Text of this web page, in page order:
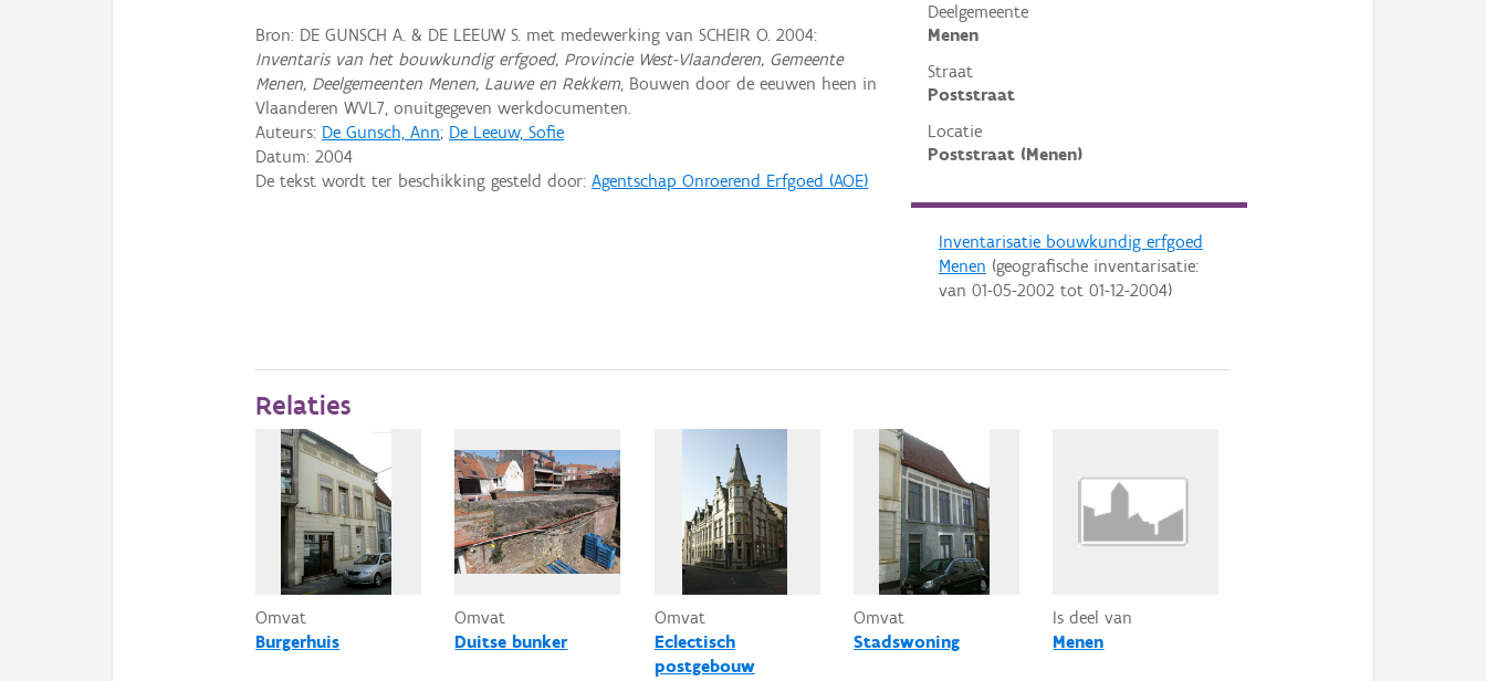
Deelgemeente
Menen
Straat
Poststraat
Locatie
Poststraat (Menen)
Inventarisatie bouwkundig erfgoed
Menen (geografische inventarisatie:
van 01-05-2002tot 01-12-2004)
Bron: DE GUNSCH A. & DE LEEUW S. met medewerking van SCHEIR O. 2004:
Inventaris van het bouwkundig erfgoed, Provincie West-Vlaanderen, Gemeente
Menen, Deelgemeenten Menen, Lauwe en Rekkem , Bouwen door de eeuwen heen in
Vlaanderen WVL7, onuitgegeven werkdocumenten.
Auteurs: De Gunsch, Ann; De Leeuw, Sofie
Datum:2004
De tekst wordt ter beschikking gesteld door:Agentschap Onroerend Erfgoed (AOE)
Relaties
Omvat
Burgerhuis
Omvat
Duitse bunker
Omvat
Eclectisch
postgebouw
Omvat
Stadswoning
Is deel van
Menen